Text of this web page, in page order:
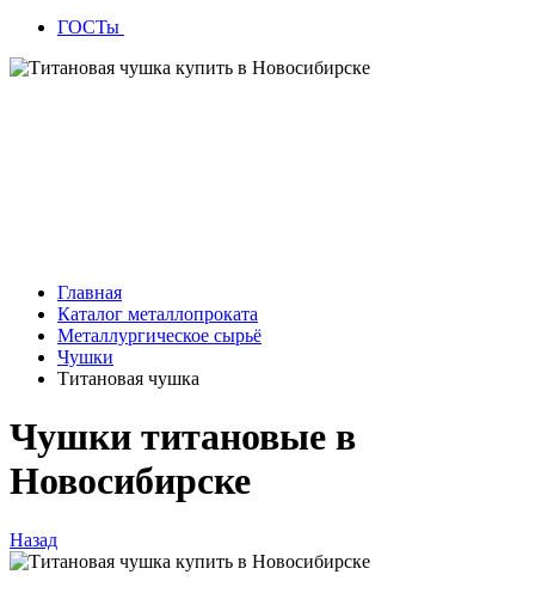
ГОСТы
Главная
Каталог металлопроката
Металлургическое сырьё
Чушки
Титановая чушка
Чушки титановые в
Новосибирске
Назад